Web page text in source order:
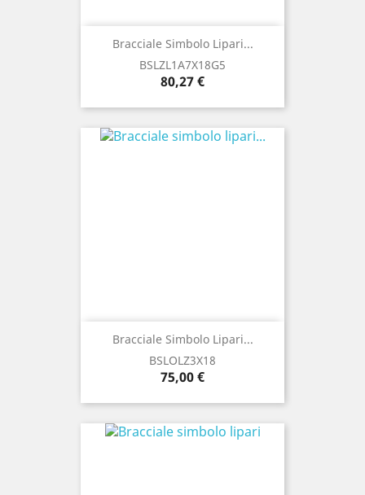
Bracciale Simbolo Lipari...
BSLZL1A7X18G5
Prezzo
80,27 €
Bracciale Simbolo Lipari...
BSLOLZ3X18
Prezzo
75,00 €